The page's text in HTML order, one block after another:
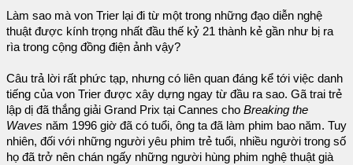
Làm sao mà von Trier lại đi từ một trong những đạo diễn nghệ
thuật được kính trọng nhất đầu thế kỷ 21 thành kẻ gần như bị ra
rìa trong cộng đồng điện ảnh vậy?
Câu trả lời rất phức tạp, nhưng có liên quan đáng kể tới việc danh
tiếng của von Trier được xây dựng ngay từ đầu ra sao. Gã trai trẻ
lập dị đã thắng giải Grand Prix tại Cannes cho Breaking the
Waves năm 1996 giờ đã có tuổi, ông ta đã làm phim bao năm. Tuy
nhiên, đối với những người yêu phim trẻ tuổi, nhiều người trong số
họ đã trở nên chán ngấy những người hùng phim nghệ thuật già